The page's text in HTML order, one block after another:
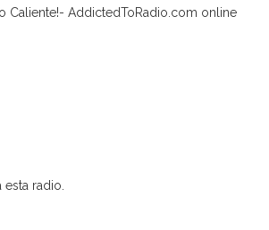
Caliente!- AddictedToRadio.com online
esta radio.